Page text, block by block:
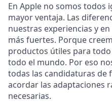
En Apple no somos todos
mayor ventaja. Las
nuestras experiencias y
más fuertes. Porque
productos útiles para
todo el mundo. Por eso
todas las candidaturas de
acordar las adaptaciones
necesarias.